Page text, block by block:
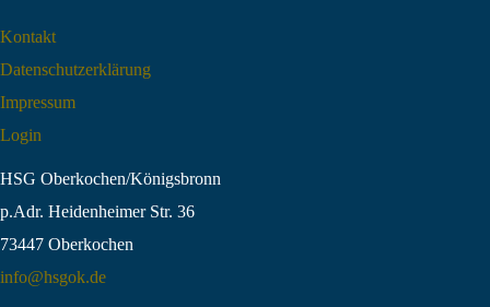
Kontakt
Datenschutz­erklärung
Impressum
Login
HSG Oberkochen/Königsbronn
p.Adr. Heidenheimer Str. 36
73447 Oberkochen
info@hsgok.de